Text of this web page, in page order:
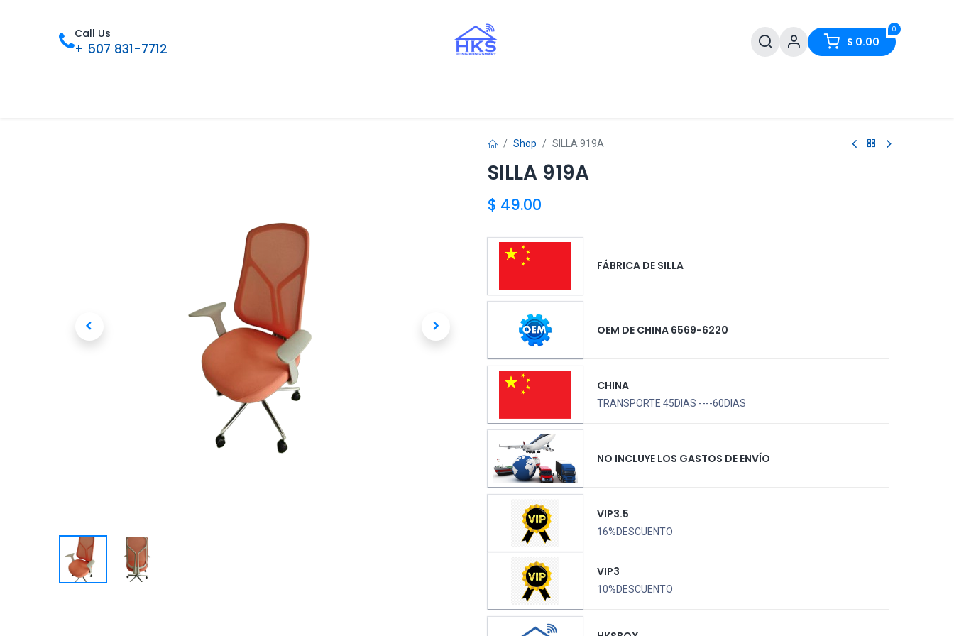
Call Us
+ 507 831-7712
0
$ 0.00
Shop SILLA 919A
SILLA 919A
$ 49.00
FÁBRICA DE SILLA
OEM DE CHINA 6569-6220
CHINA
TRANSPORTE 45DIAS ----60DIAS
NO INCLUYE LOS GASTOS DE ENVÍO
VIP3.5
16%DESCUENTO
VIP3
10%DESCUENTO